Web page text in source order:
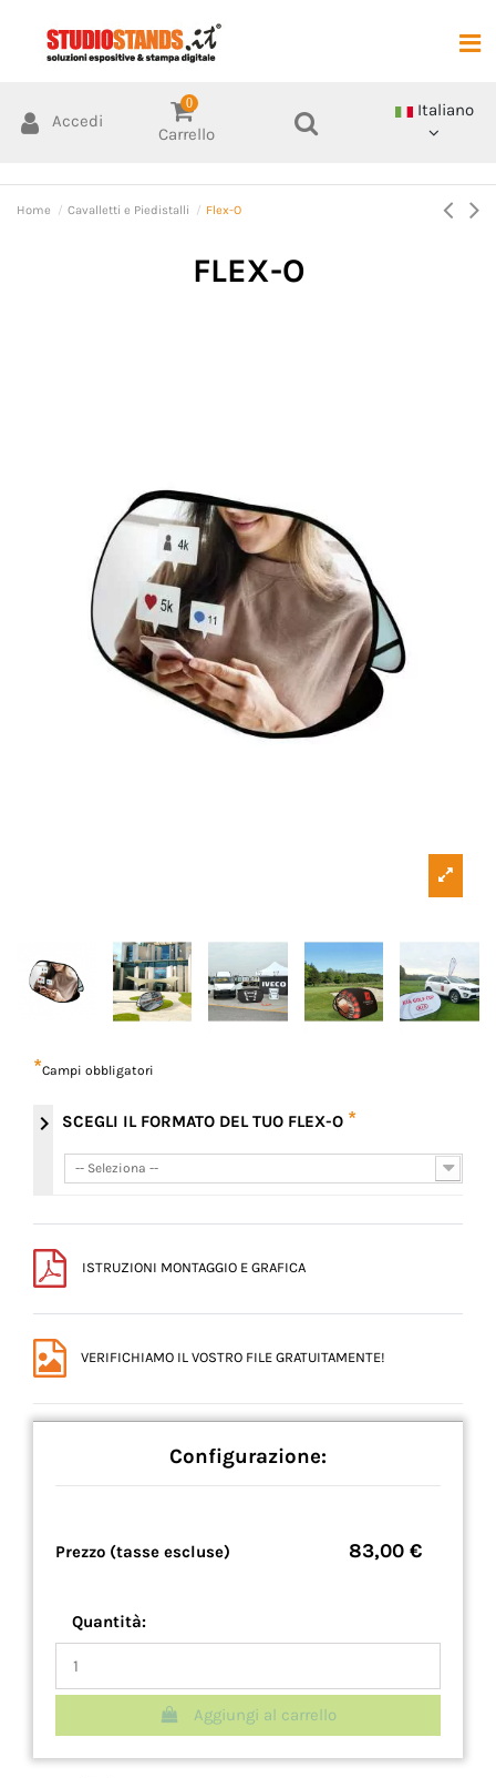
Accedi
0
Carrello
Italiano
Home Cavalletti e Piedistalli Flex-O
FLEX-O
*Campi obbligatori
chevron_right SCEGLI IL FORMATO DEL TUO FLEX-O *
-- Seleziona --
-- Seleziona --
ISTRUZIONI MONTAGGIO E GRAFICA
VERIFICHIAMO IL VOSTRO FILE GRATUITAMENTE!
Configurazione:
Prezzo (tasse escluse) 83,00 €
Quantità:
Aggiungi al carrello